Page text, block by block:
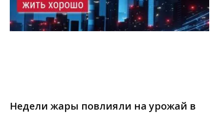
Недели жары повлияли на урожай в